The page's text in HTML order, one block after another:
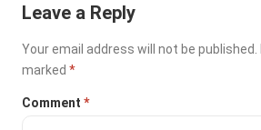
Leave a Reply
Your email address will not be published.
marked*
Comment*